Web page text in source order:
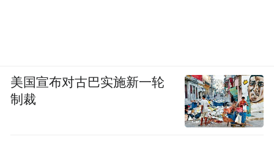
美国宣布对古巴实施新一轮
制裁